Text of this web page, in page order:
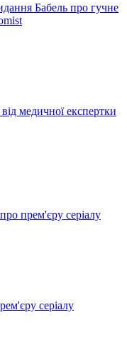
Бабель про гучне
медичної експертки
прем'єру серіалу
серіалу